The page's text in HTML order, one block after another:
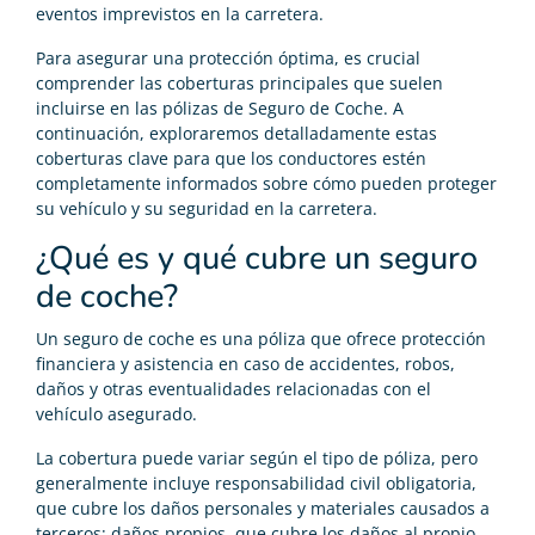
eventos imprevistos en la carretera.
Para asegurar una protección óptima, es crucial
comprender las coberturas principales que suelen
incluirse en las pólizas de Seguro de Coche. A
continuación, exploraremos detalladamente estas
coberturas clave para que los conductores estén
completamente informados sobre cómo pueden proteger
su vehículo y su seguridad en la carretera.
¿Qué es y qué cubre un seguro
de coche?
Un seguro de coche es una póliza que ofrece protección
financiera y asistencia en caso de accidentes, robos,
daños y otras eventualidades relacionadas con el
vehículo asegurado.
La cobertura puede variar según el tipo de póliza, pero
generalmente incluye responsabilidad civil obligatoria,
que cubre los daños personales y materiales causados a